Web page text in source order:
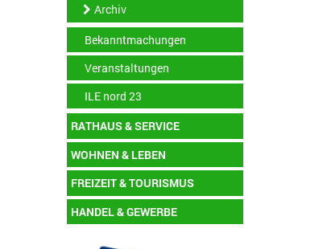
Archiv
Bekanntmachungen
Veranstaltungen
ILE nord 23
RATHAUS & SERVICE
WOHNEN & LEBEN
FREIZEIT & TOURISMUS
HANDEL & GEWERBE